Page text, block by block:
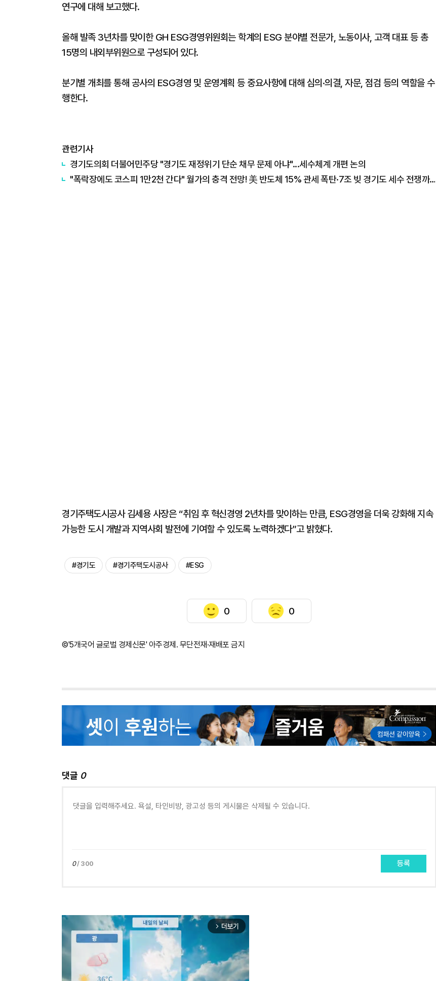
연구에 대해 보고했다.
올해 발족 3년차를 맞이한 GH ESG경영위원회는 학계의 ESG 분야별 전문가, 노동이사, 고객 대표 등 총
15명의 내외부위원으로 구성되어 있다.
분기별 개최를 통해 공사의 ESG경영 및 운영계획 등 중요사항에 대해 심의·의결, 자문, 점검 등의 역할을 수
행한다.
관련기사
경기도의회 더불어민주당 "경기도 재정위기 단순 채무 문제 아냐"...세수체계 개편 논의
"폭락장에도 코스피 1만2천 간다" 월가의 충격 전망! 美 반도체 15% 관세 폭탄·7조 빚 경기도 세수 전쟁까지
경기주택도시공사 김세용 사장은 “취임 후 혁신경영 2년차를 맞이하는 만큼, ESG경영을 더욱 강화해 지속
가능한 도시 개발과 지역사회 발전에 기여할 수 있도록 노력하겠다”고 밝혔다.
#경기도 #경기주택도시공사 #ESG
0 0
©'5개국어 글로벌 경제신문' 아주경제. 무단전재·재배포 금지
댓글 0
0/ 300 등록
arrow_forward_ios 더보기